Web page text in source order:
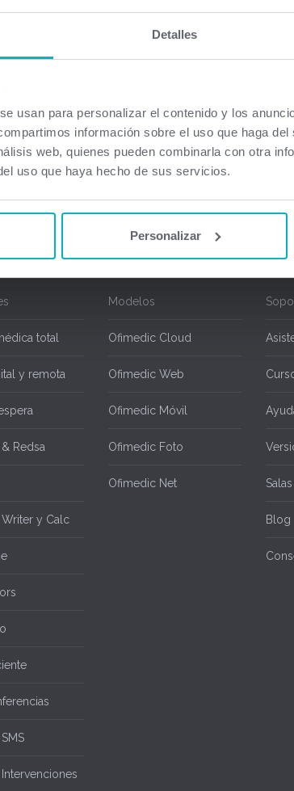
Detalles
usan para personalizar el contenido y los
información sobre el uso que haga
web, quienes pueden combinarla con otra
uso que haya hecho de sus servicios.
Personalizar
En caso de usar Ofimedic Net con contrato de
al 934920603 o envíe un email a
mantenimiento disponen de las actualizaciones sin ningún
puede conocer todas las mejoras realizadas sobre Ofimedic a
total
y remota
Redsa
y Calc
Modelos
Ofimedic Cloud
Ofimedic Web
Ofimedic Móvil
Ofimedic Foto
Ofimedic Net
Blog